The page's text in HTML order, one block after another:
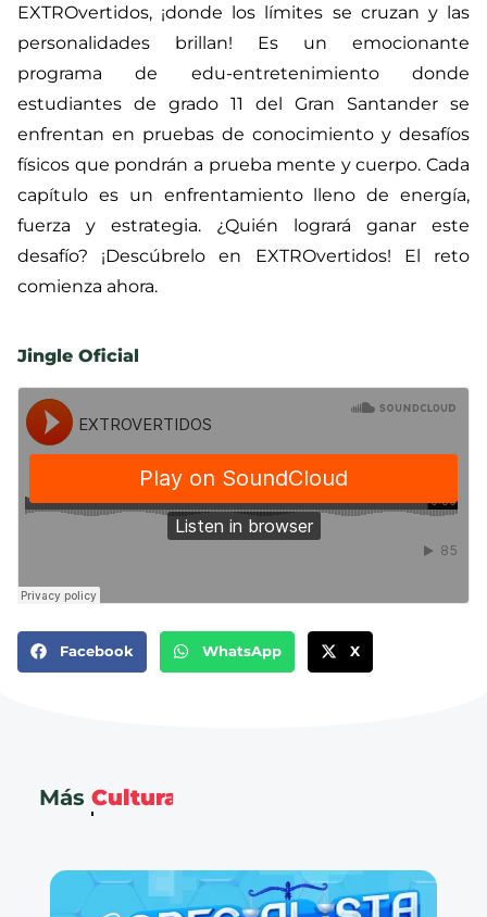
EXTROvertidos, ¡donde los límites se cruzan y las
personalidades brillan! Es un emocionante
programa de edu-entretenimiento donde
estudiantes de grado 11 del Gran Santander se
enfrentan en pruebas de conocimiento y desafíos
físicos que pondrán a prueba mente y cuerpo. Cada
capítulo es un enfrentamiento lleno de energía,
fuerza y estrategia. ¿Quién logrará ganar este
desafío? ¡Descúbrelo en EXTROvertidos! El reto
comienza ahora.
Jingle Oficial
Facebook WhatsApp X
Más Cultura